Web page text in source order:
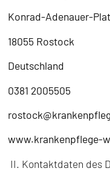
Konrad-Adenauer-
18055 Rostock
Deutschland
0381 2005505
www.krankenpflege-
II. Kontaktdaten des